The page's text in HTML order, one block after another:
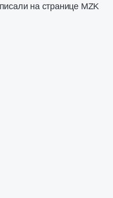
на странице MZK